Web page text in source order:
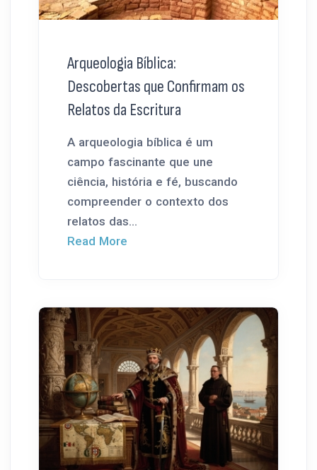
Arqueologia Bíblica:
Descobertas que Confirmam os
Relatos da Escritura
A arqueologia bíblica é um
campo fascinante que une
ciência, história e fé, buscando
compreender o contexto dos
relatos das...
Read More